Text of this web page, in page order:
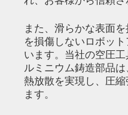
また、滑らかな表面
を損傷しないロボッ
います。当社の空圧
ルミニウム鋳造部品
熱放散を実現し、圧
ます。